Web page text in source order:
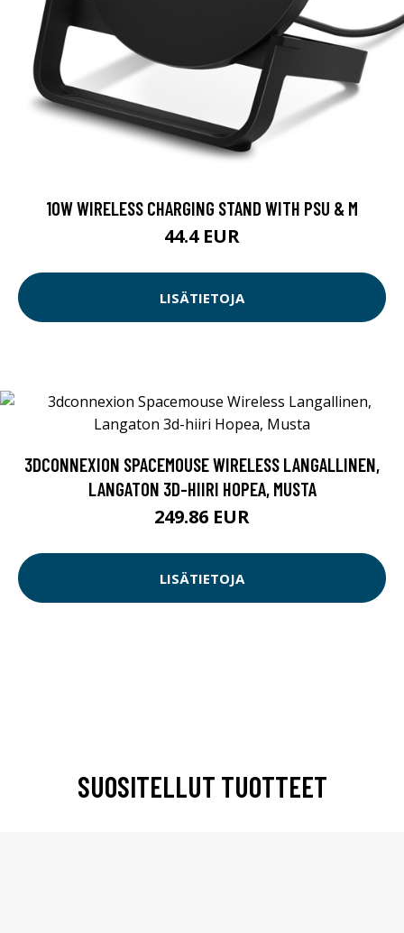
10W WIRELESS CHARGING STAND WITH PSU & M
44.4 EUR
LISÄTIETOJA
3DCONNEXION SPACEMOUSE WIRELESS LANGALLINEN,
LANGATON 3D-HIIRI HOPEA, MUSTA
249.86 EUR
LISÄTIETOJA
SUOSITELLUT TUOTTEET